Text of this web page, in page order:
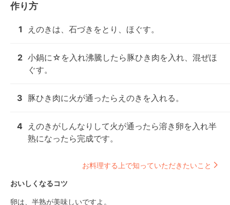
作り方
1 えのきは、石づきをとり、ほぐす。
2 小鍋に☆を入れ沸騰したら豚ひき肉を入れ、混ぜほ
ぐす。
3 豚ひき肉に火が通ったらえのきを入れる。
4
えのきがしんなりして火が通ったら溶き卵を入れ半
熟になったら完成です。
お料理する上で知っていただきたいこと
おいしくなるコツ
卵は、半熟が美味しいですよ。